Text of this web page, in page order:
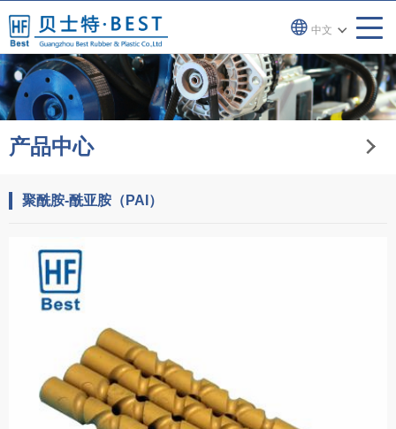
中文
产品中心
聚酰胺-酰亚胺（PAI）